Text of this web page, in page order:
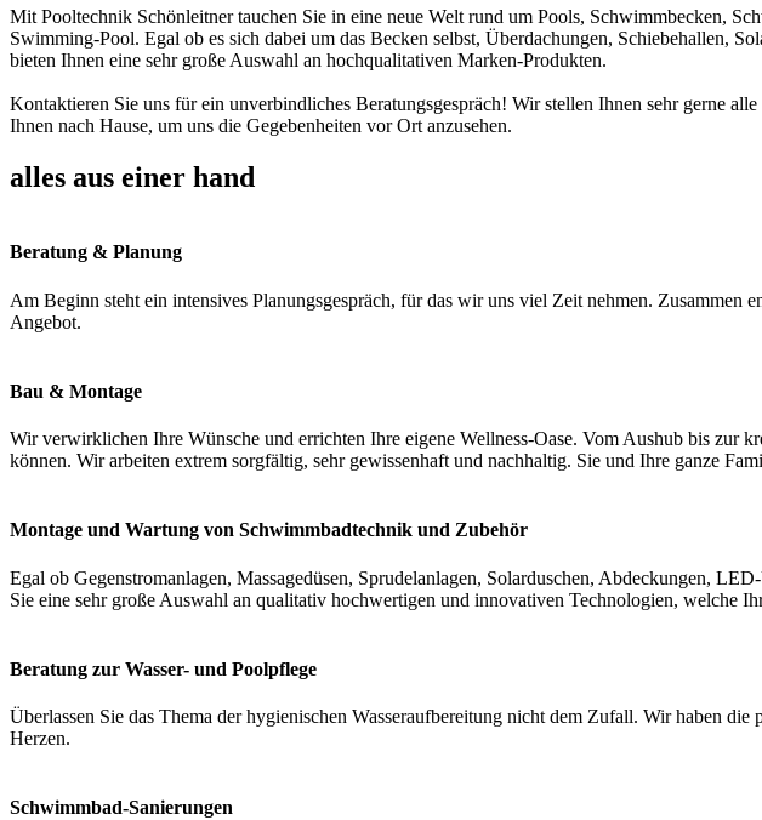
Mit Pooltechnik Schönleitner tauchen Sie in eine neue Welt rund um Pools, Schwimmbecken,
Swimming-Pool. Egal ob es sich dabei um das Becken selbst, Überdachungen, Schiebehallen,
bieten Ihnen eine sehr große Auswahl an hochqualitativen Marken-Produkten.
Kontaktieren Sie uns für ein unverbindliches Beratungsgespräch! Wir stellen Ihnen sehr gerne
Ihnen nach Hause, um uns die Gegebenheiten vor Ort anzusehen.
alles aus einer hand
Beratung & Planung
Am Beginn steht ein intensives Planungsgespräch, für das wir uns viel Zeit nehmen.
Angebot.
Bau & Montage
Wir verwirklichen Ihre Wünsche und errichten Ihre eigene Wellness-Oase. Vom Aushub bis zur
können. Wir arbeiten extrem sorgfältig, sehr gewissenhaft und nachhaltig. Sie und Ihre ganze
Montage und Wartung von Schwimmbadtechnik und Zubehör
Egal ob Gegenstromanlagen, Massagedüsen, Sprudelanlagen, Solarduschen, Abdeckungen,
Sie eine sehr große Auswahl an qualitativ hochwertigen und innovativen Technologien, welche
Beratung zur Wasser- und Poolpflege
Überlassen Sie das Thema der hygienischen Wasseraufbereitung nicht dem Zufall. Wir haben
Herzen.
Schwimmbad-Sanierungen